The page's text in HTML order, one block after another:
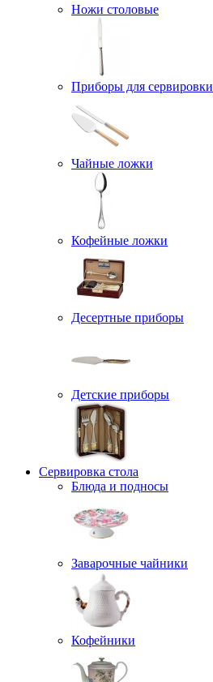
Ножи столовые
Приборы для сервировки
Чайные ложки
Кофейные ложки
Десертные приборы
Детские приборы
Сервировка стола
Блюда и подносы
Заварочные чайники
Кофейники